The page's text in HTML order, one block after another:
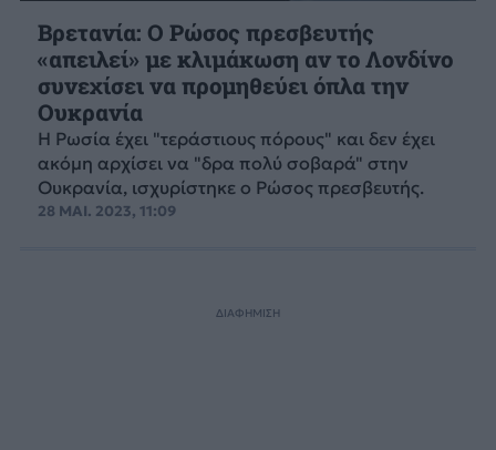
Βρετανία: Ο Ρώσος πρεσβευτής
«απειλεί» με κλιμάκωση αν το Λονδίνο
συνεχίσει να προμηθεύει όπλα την
Ουκρανία
Η Ρωσία έχει "τεράστιους πόρους" και δεν έχει
ακόμη αρχίσει να "δρα πολύ σοβαρά" στην
Ουκρανία, ισχυρίστηκε ο Ρώσος πρεσβευτής.
28 ΜΑΙ. 2023, 11:09
ΔΙΑΦΗΜΙΣΗ